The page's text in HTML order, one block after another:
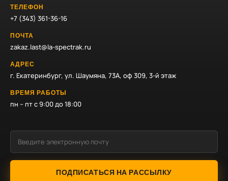
ТЕЛЕФОН
+7 (343) 361-36-16
ПОЧТА
zakaz.last@la-spectrak.ru
АДРЕС
г. Екатеринбург, ул. Шаумяна, 73А, оф 309, 3-й этаж
ВРЕМЯ РАБОТЫ
пн – пт с 9:00 до 18:00
ПОДПИСАТЬСЯ НА РАССЫЛКУ